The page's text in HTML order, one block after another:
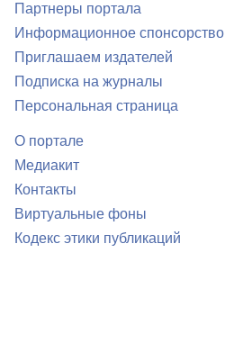
Партнеры портала
Информационное спонсорство
Приглашаем издателей
Подписка на журналы
Персональная страница
О портале
Медиакит
Контакты
Виртуальные фоны
Кодекс этики публикаций